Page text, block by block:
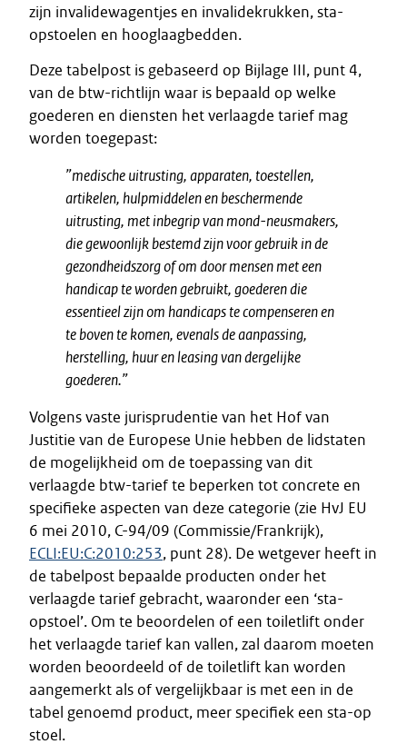
zijn invalidewagentjes en invalidekrukken, sta-
opstoelen en hooglaagbedden.
Deze tabelpost is gebaseerd op Bijlage III, punt 4,
van de btw-richtlijn waar is bepaald op welke
goederen en diensten het verlaagde tarief mag
worden toegepast:
”medische uitrusting, apparaten, toestellen,
artikelen, hulpmiddelen en beschermende
uitrusting, met inbegrip van mond-neusmakers,
die gewoonlijk bestemd zijn voor gebruik in de
gezondheidszorg of om door mensen met een
handicap te worden gebruikt, goederen die
essentieel zijn om handicaps te compenseren en
te boven te komen, evenals de aanpassing,
herstelling, huur en leasing van dergelijke
goederen.”
Volgens vaste jurisprudentie van het Hof van
Justitie van de Europese Unie hebben de lidstaten
de mogelijkheid om de toepassing van dit
verlaagde btw-tarief te beperken tot concrete en
specifieke aspecten van deze categorie (zie HvJ EU
6 mei 2010, C-94/09 (Commissie/Frankrijk),
ECLI:EU:C:2010:253, punt 28). De wetgever heeft in
de tabelpost bepaalde producten onder het
verlaagde tarief gebracht, waaronder een ‘sta-
opstoel’. Om te beoordelen of een toiletlift onder
het verlaagde tarief kan vallen, zal daarom moeten
worden beoordeeld of de toiletlift kan worden
aangemerkt als of vergelijkbaar is met een in de
tabel genoemd product, meer specifiek een sta-op
stoel.